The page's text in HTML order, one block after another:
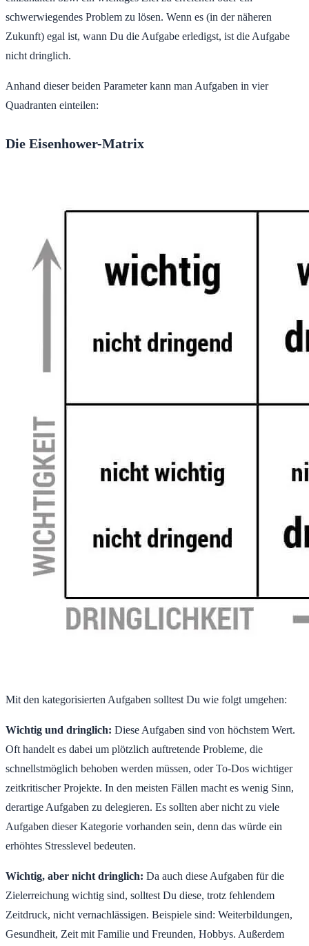
schwerwiegendes Problem zu lösen. Wenn es (in der näheren
Zukunft) egal ist, wann Du die Aufgabe erledigst, ist die Aufgabe
nicht dringlich.
Anhand dieser beiden Parameter kann man Aufgaben in vier
Quadranten einteilen:
Die Eisenhower-Matrix
Mit den kategorisierten Aufgaben solltest Du wie folgt umgehen:
Wichtig und dringlich: Diese Aufgaben sind von höchstem Wert.
Oft handelt es dabei um plötzlich auftretende Probleme, die
schnellstmöglich behoben werden müssen, oder To-Dos wichtiger
zeitkritischer Projekte. In den meisten Fällen macht es wenig Sinn,
derartige Aufgaben zu delegieren. Es sollten aber nicht zu viele
Aufgaben dieser Kategorie vorhanden sein, denn das würde ein
erhöhtes Stresslevel bedeuten.
Wichtig, aber nicht dringlich: Da auch diese Aufgaben für die
Zielerreichung wichtig sind, solltest Du diese, trotz fehlendem
Zeitdruck, nicht vernachlässigen. Beispiele sind: Weiterbildungen,
Gesundheit, Zeit mit Familie und Freunden, Hobbys. Außerdem